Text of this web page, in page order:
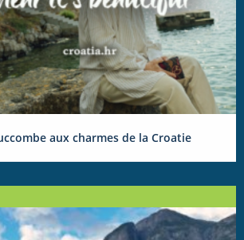
aux charmes de la Croatie